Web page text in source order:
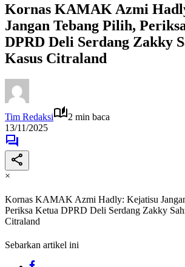
Kornas KAMAK Azmi
Jangan Tebang Pilih,
DPRD Deli Serdang Zakky
Kasus Citraland
Tim Redaksi
2 min baca
13/11/2025
×
Kornas KAMAK Azmi Hadly: Kejatisu
Periksa Ketua DPRD Deli Serdang Zakky
Citraland
Sebarkan artikel ini